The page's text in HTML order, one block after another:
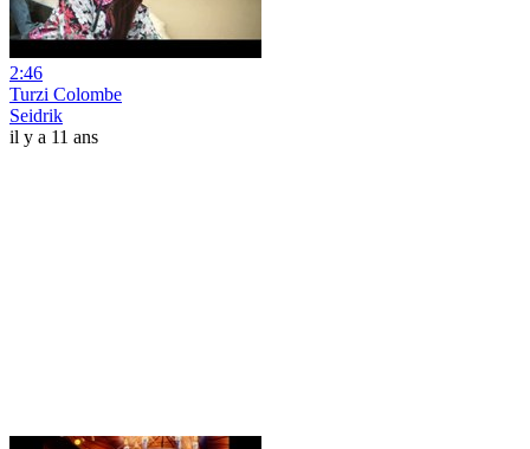
2:46
Turzi Colombe
Seidrik
il y a 11 ans